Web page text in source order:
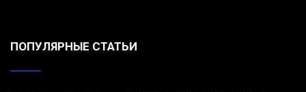
ПОПУЛЯРНЫЕ СТАТЬИ